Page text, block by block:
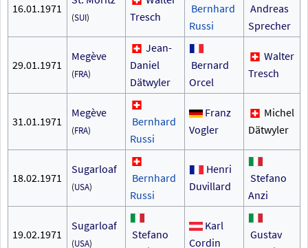
16.01.1971
(SUI)
Tresch
Bernhard
Russi
Andreas
Sprecher
29.01.1971
Megève
(FRA)
Jean-
Daniel
Dätwyler
Bernard
Orcel
Walter
Tresch
31.01.1971
Megève
(FRA)
Bernhard
Russi
Franz
Vogler
Michel
Dätwyler
18.02.1971
Sugarloaf
(USA)
Bernhard
Russi
Henri
Duvillard
Stefano
Anzi
19.02.1971
Sugarloaf
(USA)
Stefano
Karl
Cordin
Gustav